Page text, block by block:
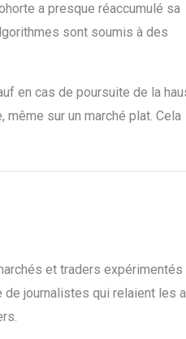
a presque réaccumulé sa
sont soumis à des
en cas de poursuite de la
même sur un marché plat. Cela
et traders expérimentés
journalistes qui relaient les